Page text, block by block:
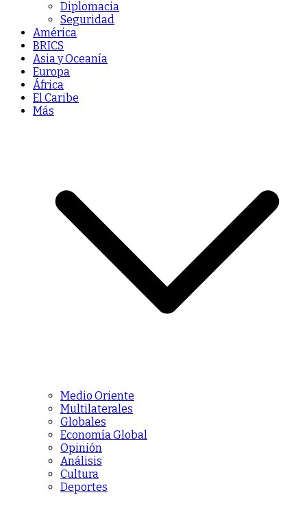
Diplomacia
Seguridad
América
BRICS
Asia y Oceanía
Europa
África
El Caribe
Más
Medio Oriente
Multilaterales
Globales
Economía Global
Opinión
Análisis
Cultura
Deportes